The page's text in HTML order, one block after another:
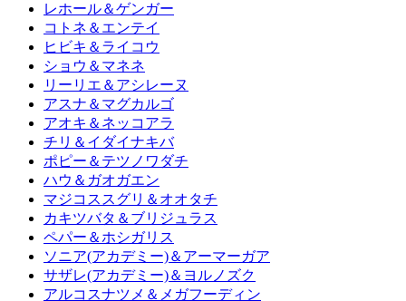
レホール＆ゲンガー
コトネ＆エンテイ
ヒビキ＆ライコウ
ショウ＆マネネ
リーリエ＆アシレーヌ
アスナ＆マグカルゴ
アオキ＆ネッコアラ
チリ＆イダイナキバ
ポピー＆テツノワダチ
ハウ＆ガオガエン
マジコススグリ＆オオタチ
カキツバタ＆ブリジュラス
ペパー＆ホシガリス
ソニア(アカデミー)＆アーマーガア
サザレ(アカデミー)＆ヨルノズク
アルコスナツメ＆メガフーディン